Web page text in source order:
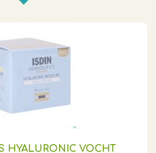
HYALURONIC VOCHT